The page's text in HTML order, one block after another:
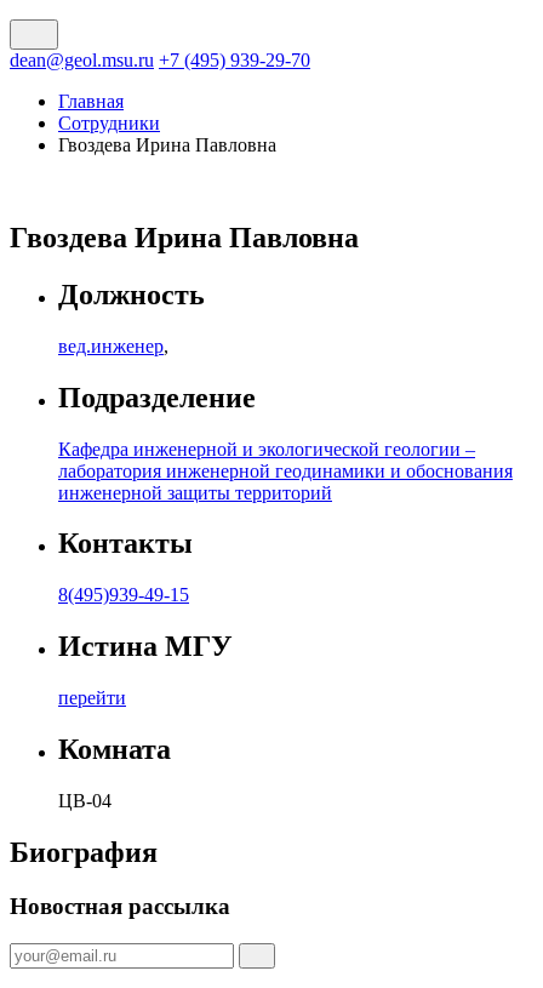
dean@geol.msu.ru +7 (495) 939-29-70
Главная
Сотрудники
Гвоздева Ирина Павловна
Гвоздева Ирина Павловна
Должность
вед.инженер,
Подразделение
Кафедра инженерной и экологической геологии –
лаборатория инженерной геодинамики и обоснования
инженерной защиты территорий
Контакты
8(495)939-49-15
Истина МГУ
перейти
Комната
ЦВ-04
Биография
Новостная рассылка